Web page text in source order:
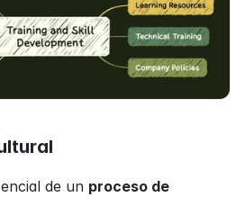
de un proceso de